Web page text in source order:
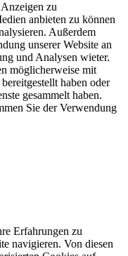
zu
anbieten zu können
Außerdem
unserer Website an
und Analysen wieter.
möglicherweise mit
haben oder
gesammelt haben.
Sie der Verwendung
Erfahrungen zu
navigieren. Von diesen